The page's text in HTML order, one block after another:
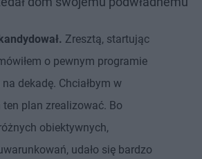
Zresztą, startując
o pewnym programie
dekadę. Chciałbym w
plan zrealizować. Bo
obiektywnych,
udało się bardzo